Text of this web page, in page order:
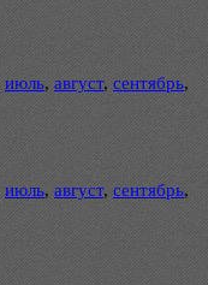
июль, август, сентябрь,
июль, август, сентябрь,